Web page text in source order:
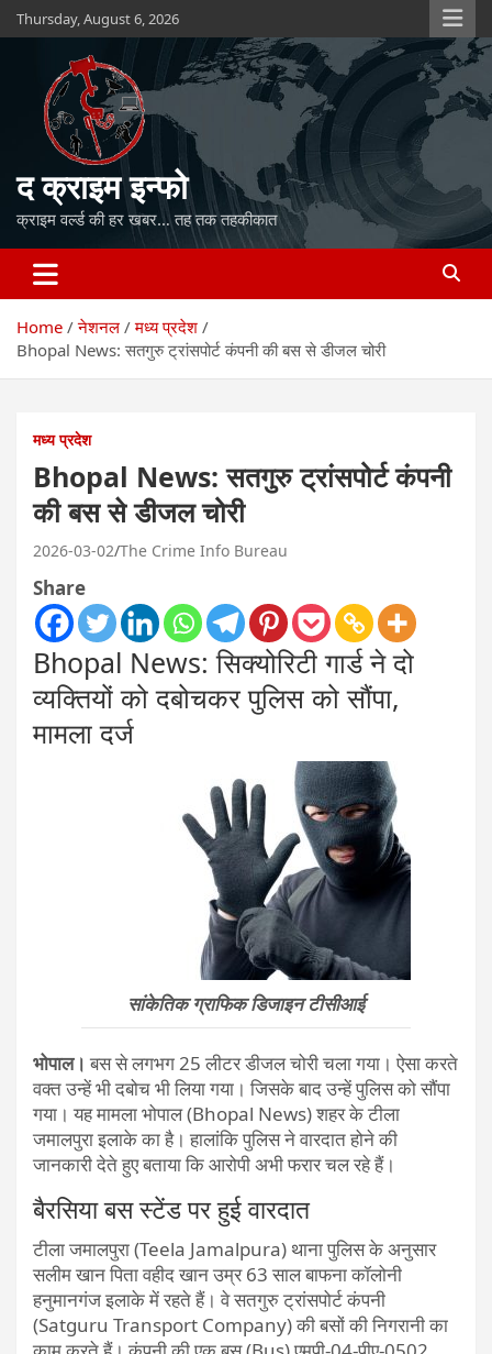
Skip
to
Thursday, August 6, 2026
द क्राइम इन्फो
क्राइम वर्ल्ड की हर खबर… तह तक तहकीकात
Home नेशनल
मध्य प्रदेश
Bhopal News: सतगुरु ट्रांसपोर्ट कंपनी की बस से डीजल चोरी
मध्य प्रदेश
Bhopal News: सतगुरु ट्रांसपोर्ट कंपनी
की बस से डीजल चोरी
2026-03-02 The Crime Info Bureau
Share
Bhopal News: सिक्योरिटी गार्ड ने दो
व्यक्तियों को दबोचकर पुलिस को सौंपा,
मामला दर्ज
सांकेतिक ग्राफिक डिजाइन टीसीआई
भोपाल। बस से लगभग 25 लीटर डीजल चोरी चला गया। ऐसा करते
वक्त उन्हें भी दबोच भी लिया गया। जिसके बाद उन्हें पुलिस को सौंपा
गया। यह मामला भोपाल (Bhopal News) शहर के टीला
जमालपुरा इलाके का है। हालांकि पुलिस ने वारदात होने की
जानकारी देते हुए बताया कि आरोपी अभी फरार चल रहे हैं।
बैरसिया बस स्टेंड पर हुई वारदात
टीला जमालपुरा (Teela Jamalpura) थाना पुलिस के अनुसार
सलीम खान पिता वहीद खान उम्र 63 साल बाफना कॉलोनी
हनुमानगंज इलाके में रहते हैं। वे सतगुरु ट्रांसपोर्ट कंपनी
(Satguru Transport Company) की बसों की निगरानी का